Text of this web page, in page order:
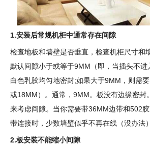
1.安装后常规机柜中通常存在间隙
检查地板和墙壁是否垂直，检查机柜尺寸和
默认间隙小于或等于9MM（即，当插头不进
白色乳胶均匀地密封;如果大于9MM，则需
或18MM）。通常，9MM。板没有边缘密封
来考虑间隙。当你需要带36MM边带和502
带连接时，少数墙壁似乎不再在线（没办法）
2.板安装不能缩小间隙